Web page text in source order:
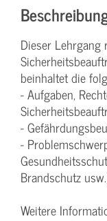
Dieser
beinhaltet die
- Aufgaben,
-
-
Brandschutz
Weitere